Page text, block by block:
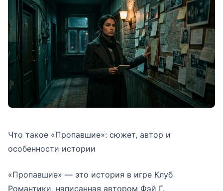
Что такое «Пропавшие»: сюжет, автор и
особенности истории
«Пропавшие» — это история в игре Клуб
Романтики, написанная автором Фэй Г.